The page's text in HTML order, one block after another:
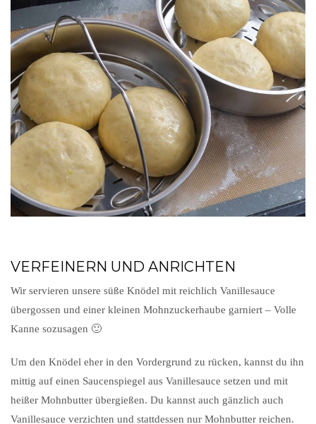
VERFEINERN UND ANRICHTEN
Wir servieren unsere süße Knödel mit reichlich Vanillesauce
übergossen und einer kleinen Mohnzuckerhaube garniert – Volle
Kanne sozusagen 🙂
Um den Knödel eher in den Vordergrund zu rücken, kannst du ihn
mittig auf einen Saucenspiegel aus Vanillesauce setzen und mit
heißer Mohnbutter übergießen. Du kannst auch gänzlich auch
Vanillesauce verzichten und stattdessen nur Mohnbutter reichen.